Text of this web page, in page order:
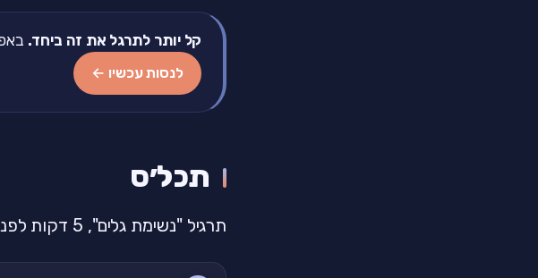
קל יותר לתרגל את זה ביחד.
לנסות עכשיו ←
תכל׳ס
תרגיל "נשימת גלים", 5 דקות לפני שינה (או בכל רגע שצריך רוגע):